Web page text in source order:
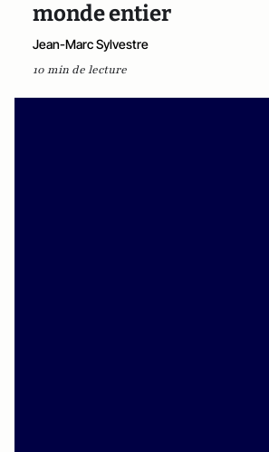
monde entier
Jean-Marc Sylvestre
10 min de lecture